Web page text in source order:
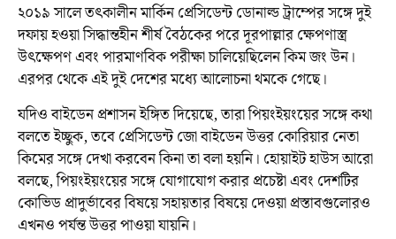
২০১৯ সালে তৎকালীন মার্কিন প্রেসিডেন্ট ডোনাল্ড ট্রাম্পের সঙ্গে দুই
দফায় হওয়া সিদ্ধান্তহীন শীর্ষ বৈঠকের পরে দূরপাল্লার ক্ষেপণাস্ত্র
উৎক্ষেপণ এবং পারমাণবিক পরীক্ষা চালিয়েছিলেন কিম জং উন।
এরপর থেকে এই দুই দেশের মধ্যে আলোচনা থমকে গেছে।
যদিও বাইডেন প্রশাসন ইঙ্গিত দিয়েছে, তারা পিয়ংইয়ংয়ের সঙ্গে কথা
বলতে ইচ্ছুক, তবে প্রেসিডেন্ট জো বাইডেন উত্তর কোরিয়ার নেতা
কিমের সঙ্গে দেখা করবেন কিনা তা বলা হয়নি। হোয়াইট হাউস আরো
বলছে, পিয়ংইয়ংয়ের সঙ্গে যোগাযোগ করার প্রচেষ্টা এবং দেশটির
কোভিড প্রাদুর্ভাবের বিষয়ে সহায়তার বিষয়ে দেওয়া প্রস্তাবগুলোরও
এখনও পর্যন্ত উত্তর পাওয়া যায়নি।